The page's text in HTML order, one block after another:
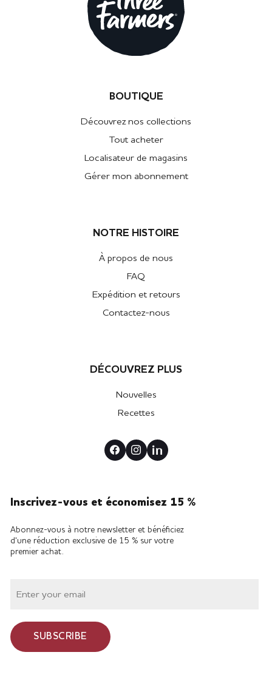
BOUTIQUE
Découvrez nos collections
Tout acheter
Localisateur de magasins
Gérer mon abonnement
NOTRE HISTOIRE
À propos de nous
FAQ
Expédition et retours
Contactez-nous
DÉCOUVREZ PLUS
Nouvelles
Recettes
Inscrivez-vous et économisez 15 %
Abonnez-vous à notre newsletter et bénéficiez
d'une réduction exclusive de 15 % sur votre
premier achat.
SUBSCRIBE